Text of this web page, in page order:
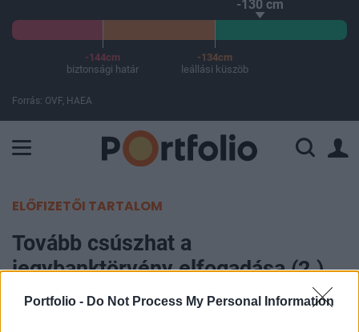
Portfolio - Do Not Process My Personal Information
-130 cm
-144cm
biztonsági határ
-134cm
leállási küszöb
Forrás: OVF, HAEA
ELŐFIZETŐI TARTALOM
Tovább csúszhat a
jegybanktörvény elfogadása (2.)
Portfolio